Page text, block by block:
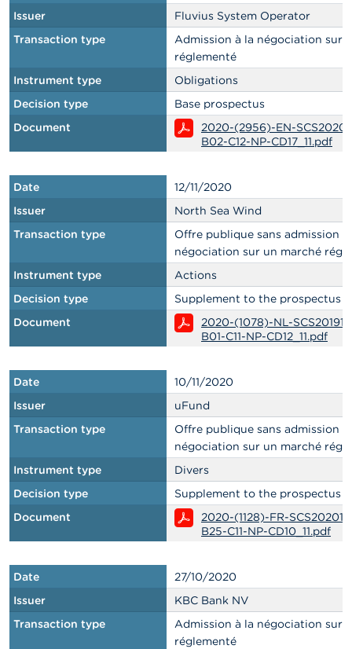
Issuer
Fluvius System Operator
Transaction type
Admission à la négociation sur
réglementé
Instrument type
Obligations
Decision type
Base prospectus
Document
2020-(2956)-EN-
B02-C12-NP-CD17_11.pdf
Date
12/11/2020
Issuer
North Sea Wind
Transaction type
Offre publique sans admission à
négociation sur un marché
Instrument type
Actions
Decision type
Supplement to the prospectus
Document
2020-(1078)-NL-
B01-C11-NP-CD12_11.pdf
Date
10/11/2020
Issuer
uFund
Transaction type
Offre publique sans admission à
négociation sur un marché
Instrument type
Divers
Decision type
Supplement to the prospectus
Document
2020-(1128)-FR-
B25-C11-NP-CD10_11.pdf
Date
27/10/2020
Issuer
KBC Bank NV
Transaction type
Admission à la négociation sur
réglementé